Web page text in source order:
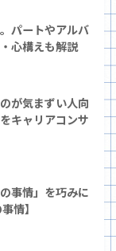
パートやアルバ
心構えも解説
が気まずい人向
キャリアコンサ
事情」を巧みに
情】